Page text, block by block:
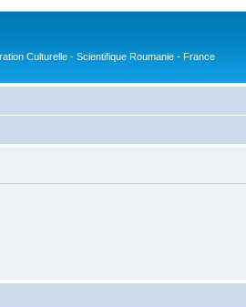
Culturelle - Scientifique Roumanie - France